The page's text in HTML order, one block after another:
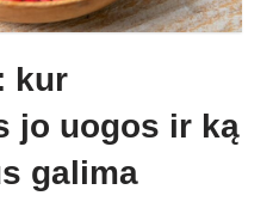
kur
jo uogos ir ką
galima